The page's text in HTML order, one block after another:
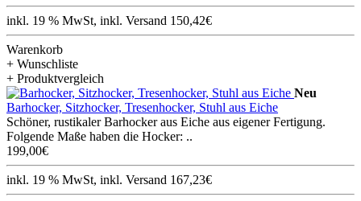
inkl. 19 % MwSt, inkl. Versand 150,42€
Warenkorb
+ Wunschliste
+ Produktvergleich
Neu
Barhocker, Sitzhocker, Tresenhocker, Stuhl aus Eiche
Schöner, rustikaler Barhocker aus Eiche aus eigener Fertigung.
Folgende Maße haben die Hocker: ..
199,00€
inkl. 19 % MwSt, inkl. Versand 167,23€